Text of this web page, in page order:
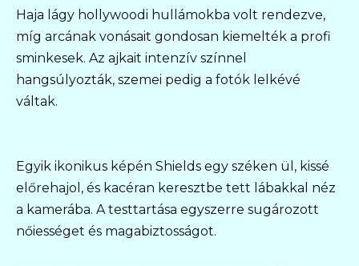
Haja lágy hollywoodi hullámokba volt rendezve,
míg arcának vonásait gondosan kiemelték a profi
sminkesek. Az ajkait intenzív színnel
hangsúlyozták, szemei pedig a fotók lelkévé
váltak.
Egyik ikonikus képén Shields egy széken ül, kissé
előrehajol, és kacéran keresztbe tett lábakkal néz
a kamerába. A testtartása egyszerre sugározott
nőiességet és magabiztosságot.